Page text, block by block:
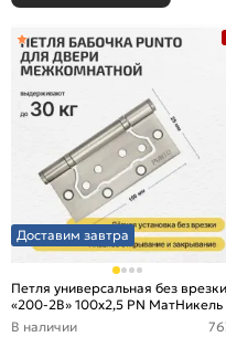
Доставим завтра
Петля универсальная без врезки
«200-2B» 100x2,5 PN МатНикель
В наличии